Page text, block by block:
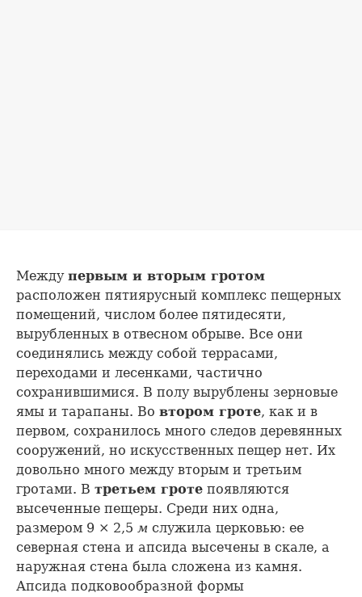
Между первым и вторым гротом
расположен пятиярусный комплекс пещерных
помещений, числом более пятидесяти,
вырубленных в отвесном обрыве. Все они
соединялись между собой террасами,
переходами и лесенками, частично
сохранившимися. В полу вырублены зерновые
ямы и тарапаны. Во втором гроте, как и в
первом, сохранилось много следов деревянных
сооружений, но искусственных пещер нет. Их
довольно много между вторым и третьим
гротами. В третьем гроте появляются
высеченные пещеры. Среди них одна,
размером 9 × 2,5 м служила церковью: ее
северная стена и апсида высечены в скале, а
наружная стена была сложена из камня.
Апсида подковообразной формы